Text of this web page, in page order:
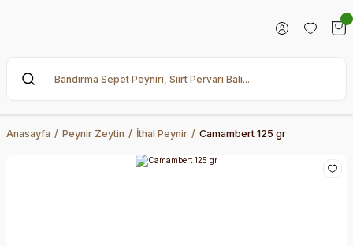
Anasayfa Peynir Zeytin İthal Peynir Camambert 125 gr